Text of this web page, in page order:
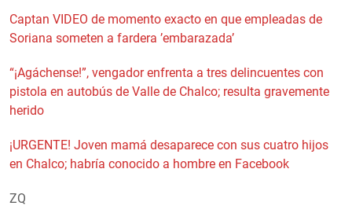
Captan VIDEO de momento exacto en que empleadas de
Soriana someten a fardera ’embarazada’
“¡Agáchense!”, vengador enfrenta a tres delincuentes con
pistola en autobús de Valle de Chalco; resulta gravemente
herido
¡URGENTE! Joven mamá desaparece con sus cuatro hijos
en Chalco; habría conocido a hombre en Facebook
ZQ